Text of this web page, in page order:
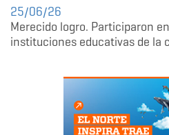
25/06/26
Merecido logro. Participaron
instituciones educativas de la